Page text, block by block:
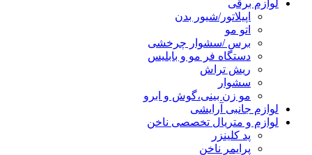
لوازم برقی
اپیلاتور/شیور بدن
اتو مو
برس /سشوار چرخشی
دستگاه فر مو و بابلیس
ریش تراش
سشوار
مو زن بینی،گوش و ابرو
لوازم جانبی آرایشی
لوازم و متریال تخصصی ناخن
پد کلینزر
پرایمر ناخن